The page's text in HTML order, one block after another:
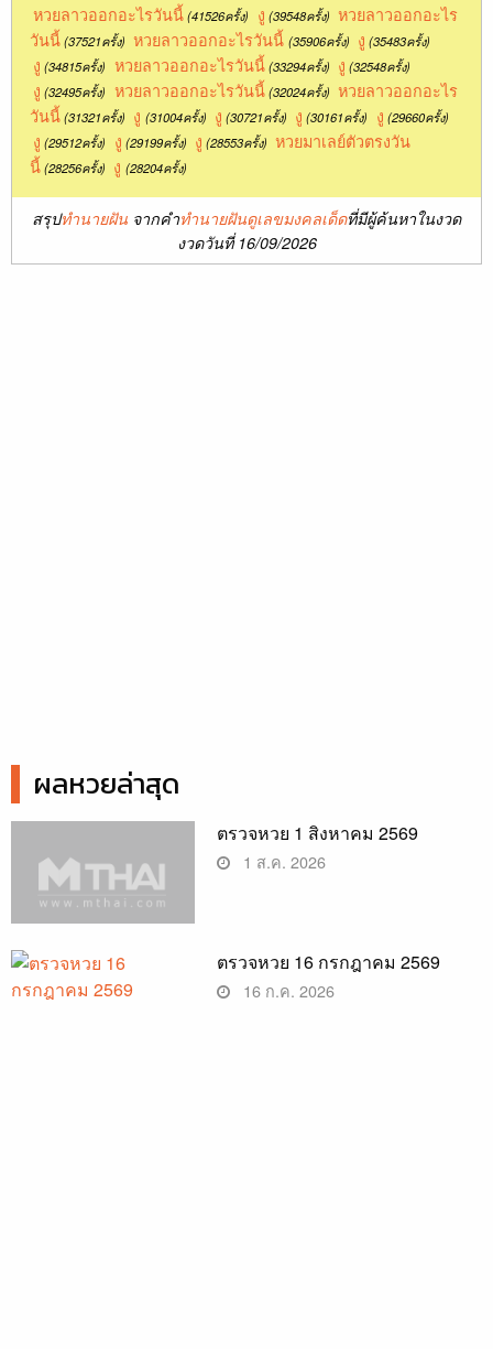
หวยลาวออกอะไรวันนี้ (41526ครั้ง) งู (39548ครั้ง) หวยลาวออกอะไร
วันนี้(37521ครั้ง) หวยลาวออกอะไรวันนี้ (35906ครั้ง) งู (35483ครั้ง)
งู (34815ครั้ง) หวยลาวออกอะไรวันนี้ (33294ครั้ง) งู (32548ครั้ง)
งู (32495ครั้ง) หวยลาวออกอะไรวันนี้ (32024ครั้ง) หวยลาวออกอะไร
วันนี้(31321ครั้ง) งู (31004ครั้ง) งู (30721ครั้ง) งู (30161ครั้ง) งู (29660ครั้ง)
งู (29512ครั้ง) งู (29199ครั้ง) งู (28553ครั้ง) หวยมาเลย์ตัวตรงวัน
นี้(28256ครั้ง) งู (28204ครั้ง)
สรุปทำนายฝัน จากคำทำนายฝันดูเลขมงคลเด็ดที่มีผู้ค้นหาในงวด
งวดวันที่ 16/09/2026
ผลหวยล่าสุด
ตรวจหวย 1 สิงหาคม 2569
1 ส.ค. 2026
ตรวจหวย 16 กรกฎาคม 2569
16 ก.ค. 2026